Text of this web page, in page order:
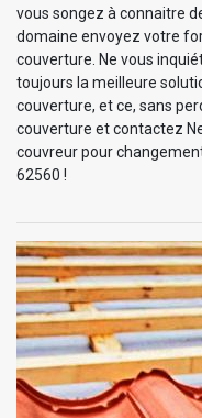
vous songez à connaitre
domaine envoyez votre
couverture. Ne vous
toujours la meilleure
couverture, et ce, sans
couverture et contactez
couvreur pour
62560 !